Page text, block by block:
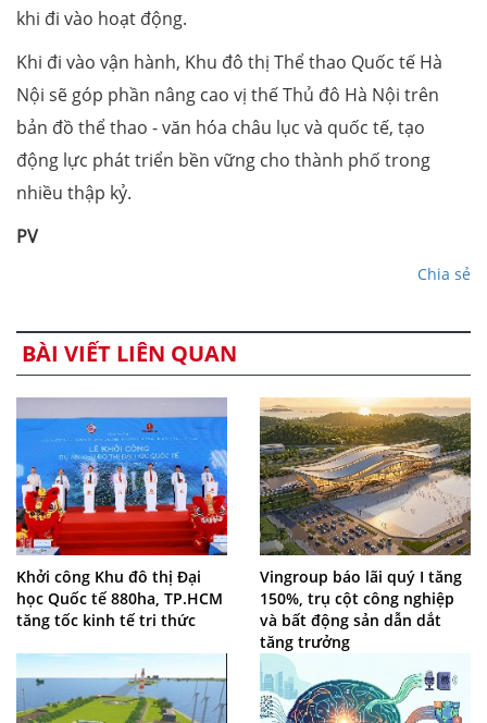
khi đi vào hoạt động.
Khi đi vào vận hành, Khu đô thị Thể thao Quốc tế Hà
Nội sẽ góp phần nâng cao vị thế Thủ đô Hà Nội trên
bản đồ thể thao - văn hóa châu lục và quốc tế, tạo
động lực phát triển bền vững cho thành phố trong
nhiều thập kỷ.
PV
Chia sẻ
BÀI VIẾT LIÊN QUAN
Khởi công Khu đô thị Đại
học Quốc tế 880ha, TP.HCM
tăng tốc kinh tế tri thức
Vingroup báo lãi quý I tăng
150%, trụ cột công nghiệp
và bất động sản dẫn dắt
tăng trưởng